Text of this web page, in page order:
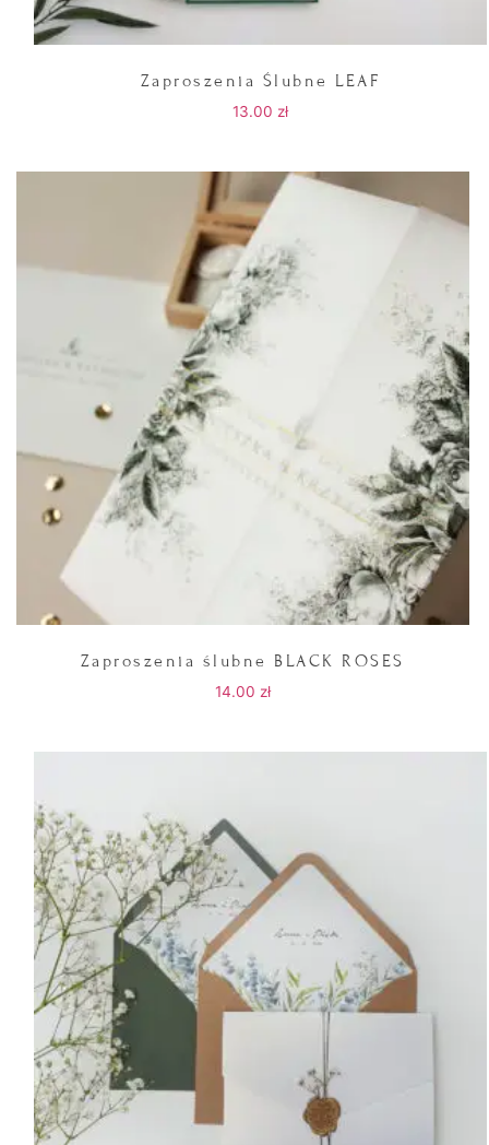
Zaproszenia Ślubne LEAF
13.00 zł
Zaproszenia ślubne BLACK ROSES
14.00 zł